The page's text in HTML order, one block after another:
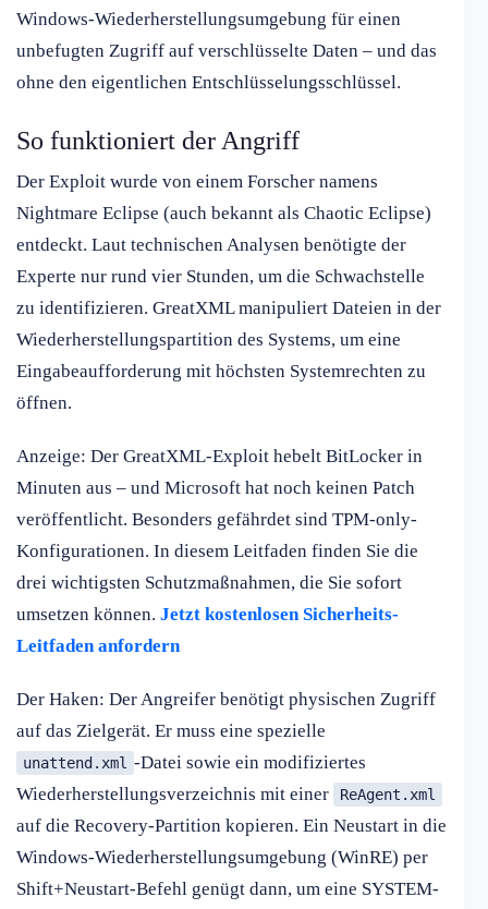
Windows-Wiederherstellungsumgebung für einen
unbefugten Zugriff auf verschlüsselte Daten – und das
ohne den eigentlichen Entschlüsselungsschlüssel.
So funktioniert der Angriff
Der Exploit wurde von einem Forscher namens
Nightmare Eclipse (auch bekannt als Chaotic Eclipse)
entdeckt. Laut technischen Analysen benötigte der
Experte nur rund vier Stunden, um die Schwachstelle
zu identifizieren. GreatXML manipuliert Dateien in der
Wiederherstellungspartition des Systems, um eine
Eingabeaufforderung mit höchsten Systemrechten zu
öffnen.
Anzeige: Der GreatXML-Exploit hebelt BitLocker in
Minuten aus – und Microsoft hat noch keinen Patch
veröffentlicht. Besonders gefährdet sind TPM-only-
Konfigurationen. In diesem Leitfaden finden Sie die
drei wichtigsten Schutzmaßnahmen, die Sie sofort
umsetzen können. Jetzt kostenlosen Sicherheits-
Leitfaden anfordern
Der Haken: Der Angreifer benötigt physischen Zugriff
auf das Zielgerät. Er muss eine spezielle
unattend.xml -Datei sowie ein modifiziertes
Wiederherstellungsverzeichnis mit einer
ReAgent.xml
auf die Recovery-Partition kopieren. Ein Neustart in die
Windows-Wiederherstellungsumgebung (WinRE) per
Shift+Neustart-Befehl genügt dann, um eine SYSTEM-